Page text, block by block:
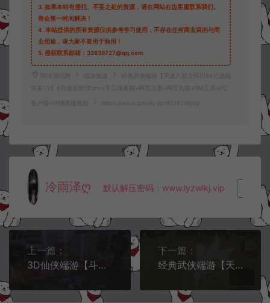
3. 如果本站有侵犯、不妥之处的资源，请在网站右边客服联系我们。
将会第一时间解决！
4. 本站提供的所有资源仅供参考学习使用，不存在任何商业目的与商
业用途，请大家不要用于商用！
5. 侵权联系邮箱：32838727@qq.com
阿泽源码网 端游资源
经典武侠端游【天龙八部之怀旧64位源端
洛洛1.9】6月最新整理Linux手工服务端+网页注册+网页充值+GM工具+PC
客户端+详细搭建教程 https://www.lyzwlkj.vip/60392/dyzy/
冷雨泽ღ 默认解压密码：www.lyzwlkj.vip 复
上一篇：
3D仙侠端游【斗破诛仙3超变18职业精修版】5月最新整理Linux手工服务端+网页注册+GM工具+PC客户端+详细搭建教程
下一篇：
经典武侠端游【天龙八部之32位源端宗师Ⅱ】6月最新整理Linux手工服务端+网页注册+网页充值+GM工具+PC客户端+详细搭建教程